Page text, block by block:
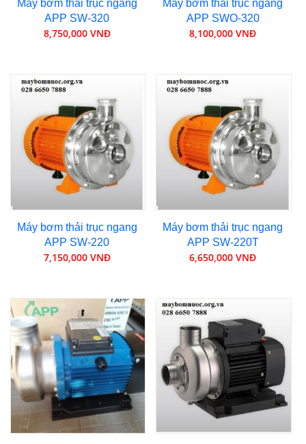
Máy bơm thải trục ngang
APP SW-320
8,750,000 VNĐ
Máy bơm thải trục ngang
APP SWO-320
8,100,000 VNĐ
Máy bơm thải trục ngang
APP SW-220
7,150,000 VNĐ
Máy bơm thải trục ngang
APP SW-220T
6,650,000 VNĐ